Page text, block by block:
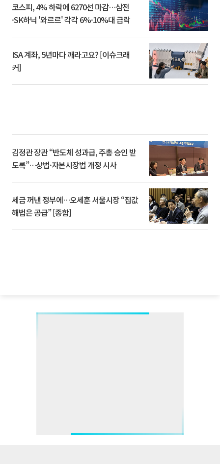
코스피, 4% 하락에 6270선 마감…삼전
·SK하닉 '와르르' 각각 6%·10%대 급락
ISA 계좌, 5년마다 깨라고요? [이슈크래
커]
김정관 장관 “반도체 성과급, 주총 승인 받
도록”…상법·자본시장법 개정 시사
세금 꺼낸 정부에…오세훈 서울시장 “집값
해법은 공급” [종합]